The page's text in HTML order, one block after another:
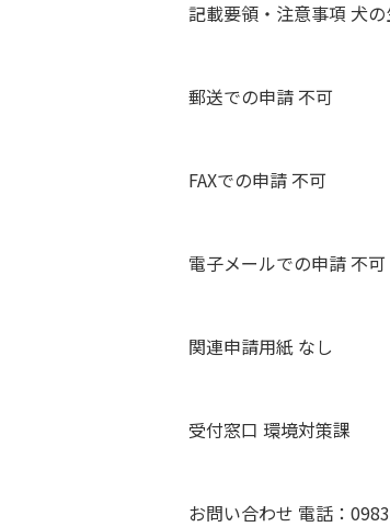
記載要領・注意事項 犬
郵送での申請 不可
FAXでの申請 不可
電子メールでの申請 不可
関連申請用紙 なし
受付窓口 環境対策課
お問い合わせ 電話：